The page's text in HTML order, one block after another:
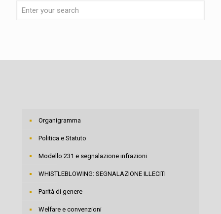
Organigramma
Politica e Statuto
Modello 231 e segnalazione infrazioni
WHISTLEBLOWING: SEGNALAZIONE ILLECITI
Parità di genere
Welfare e convenzioni